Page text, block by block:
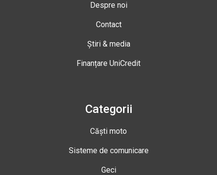
Despre noi
Contact
Știri & media
Finanțare UniCredit
Categorii
Căști moto
Sisteme de comunicare
Geci